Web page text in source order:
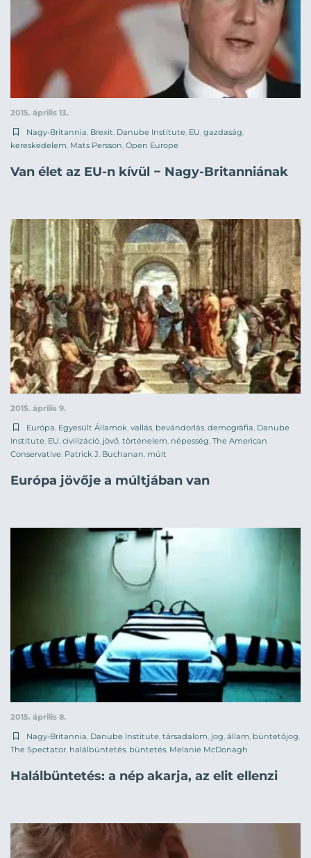
2015. április 13.
Nagy-Britannia, Brexit, Danube Institute, EU, gazdaság,
kereskedelem, Mats Persson, Open Europe
Van élet az EU-n kívül − Nagy-Britanniának
2015. április 9.
Európa, Egyesült Államok, vallás, bevándorlás, demográfia, Danube
Institute, EU, civilizáció, jövő, történelem, népesség, The American
Conservative, Patrick J. Buchanan, múlt
Európa jövője a múltjában van
2015. április 8.
Nagy-Britannia, Danube Institute, társadalom, jog, állam, büntetőjog,
The Spectator, halálbüntetés, büntetés, Melanie McDonagh
Halálbüntetés: a nép akarja, az elit ellenzi